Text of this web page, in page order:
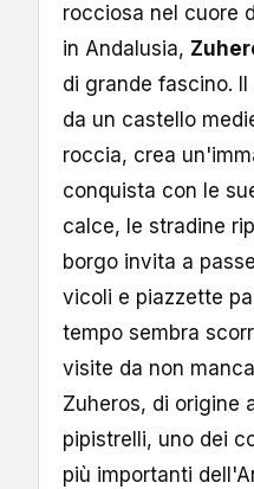
rocciosa nel cuore
in Andalusia,
di grande fascino.
da un castello
roccia, crea
conquista con le
calce, le stradine
borgo invita a
vicoli e piazzette
tempo sembra
visite da non
Zuheros, di origine
pipistrelli, uno dei
più importanti